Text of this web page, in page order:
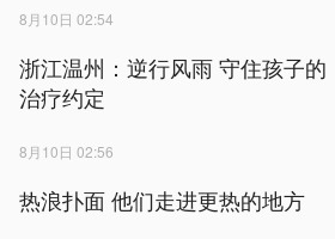
8月10日 02:54
浙江温州：逆行风雨 守住孩子的
治疗约定
8月10日 02:56
热浪扑面 他们走进更热的地方